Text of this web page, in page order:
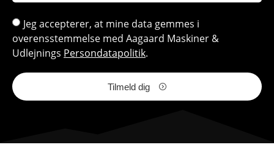
Jeg accepterer, at mine data gemmes i
overensstemmelse med Aagaard Maskiner &
Udlejnings Persondatapolitik.
Tilmeld dig